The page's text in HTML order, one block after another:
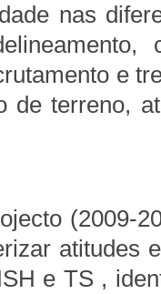
nas
e
de terreno,
(2009-
atitudes
e TS ,